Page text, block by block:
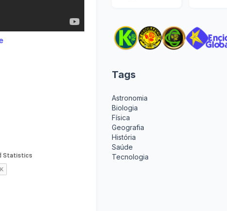
Tags
Astronomia
Biologia
Física
Geografia
História
Saúde
Tecnologia